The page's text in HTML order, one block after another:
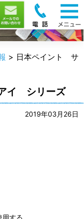
> 日本ペイント サ
イ シリーズ
2019年03月26日
する、